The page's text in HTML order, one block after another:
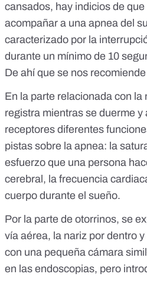
cansados, hay indicios de
acompañar a una apnea del
caracterizado por la
durante un mínimo de 10
De ahí que se nos
En la parte relacionada con la
registra mientras se duerme y
receptores diferentes
pistas sobre la apnea: la
esfuerzo que una persona
cerebral, la frecuencia
cuerpo durante el sueño.
Por la parte de otorrinos, se
vía aérea, la nariz por dentro
con una pequeña cámara
en las endoscopias, pero